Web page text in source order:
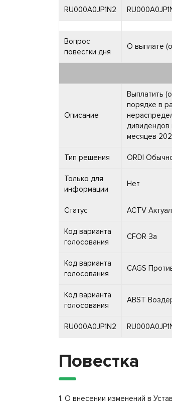
RU000A0JP1N2
Вопрос
повестки дня
О выплате
Описание
Выплатить
порядке в
дивидендов
месяцев
Тип решения ORDI
Только для
информации
Нет
Статус ACTV
Код варианта
голосования
CFOR За
Код варианта
голосования
CAGS
Код варианта
голосования
ABST
RU000A0JP1N2
Повестка
1. О внесении изменений в